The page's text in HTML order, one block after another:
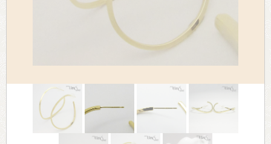
> よくあるご質問
> 古物営業法に基づく表示
> プライバシーポリシー